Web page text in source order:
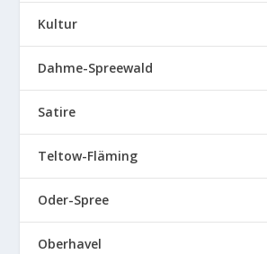
Kultur
Dahme-Spreewald
Satire
Teltow-Fläming
Oder-Spree
Oberhavel